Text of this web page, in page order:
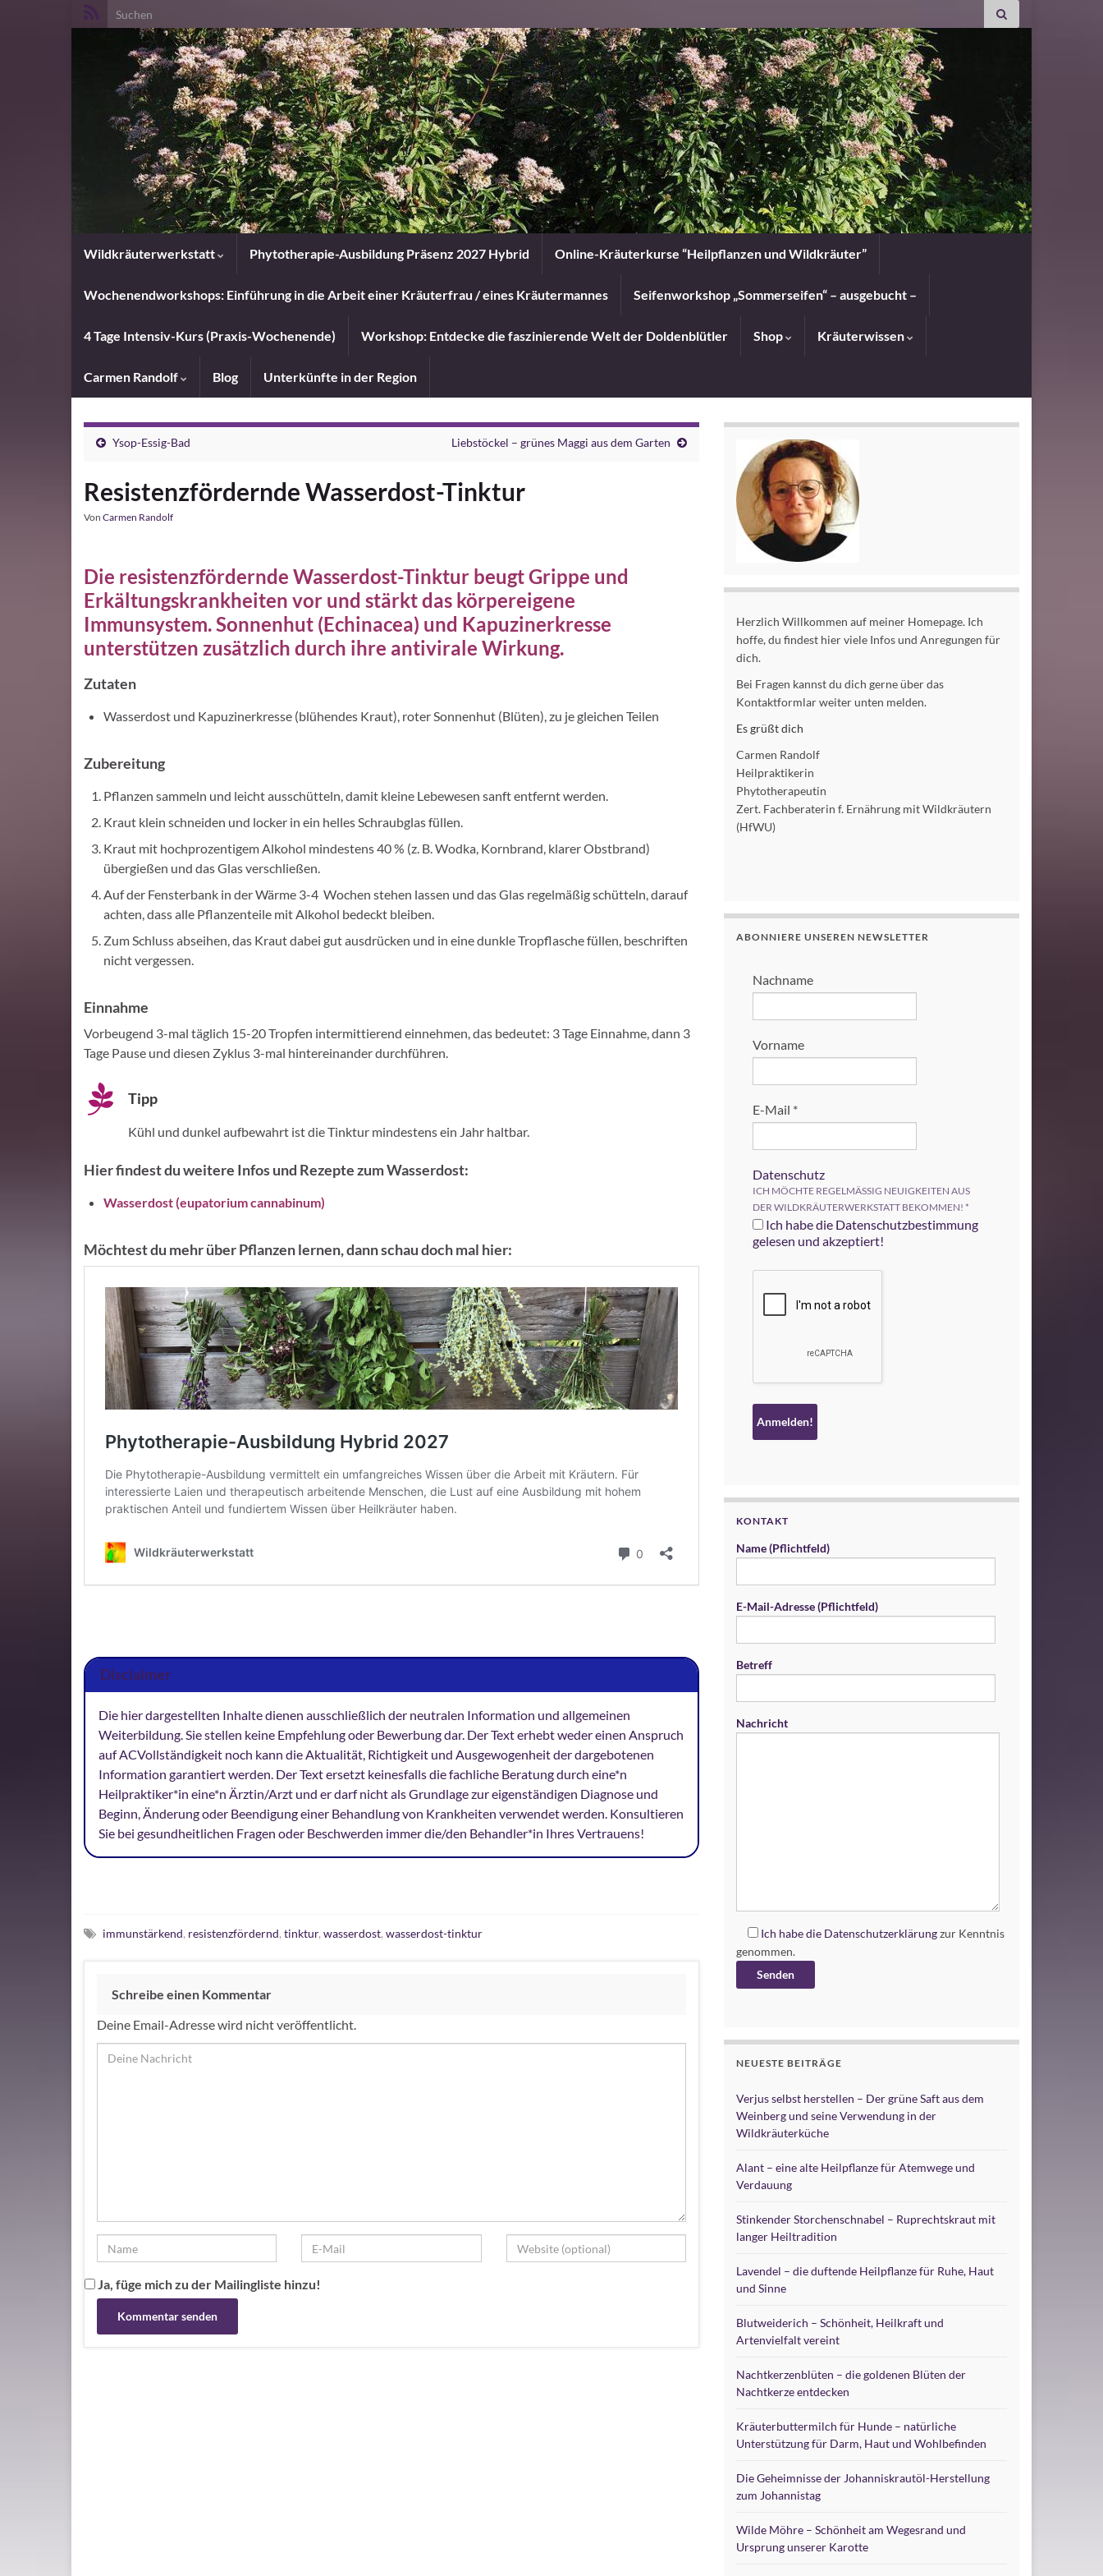
Search for:
Wildkräuterwerkstatt Phytotherapie-Ausbildung Präsenz 2027 Hybrid Online-Kräuterkurse “Heilpflanzen und Wildkräuter”
Wochenendworkshops: Einführung in die Arbeit einer Kräuterfrau / eines Kräutermannes Seifenworkshop „Sommerseifen“ – ausgebucht –
4 Tage Intensiv-Kurs (Praxis-Wochenende) Workshop: Entdecke die faszinierende Welt der Doldenblütler Shop Kräuterwissen
Carmen Randolf Blog Unterkünfte in der Region
Ysop-Essig-Bad Liebstöckel – grünes Maggi aus dem Garten
Resistenzfördernde Wasserdost-Tinktur
Von Carmen Randolf
Die resistenzfördernde Wasserdost-Tinktur beugt Grippe und
Erkältungskrankheiten vor und stärkt das körpereigene
Immunsystem. Sonnenhut (Echinacea) und Kapuzinerkresse
unterstützen zusätzlich durch ihre antivirale Wirkung.
Zutaten
Wasserdost und Kapuzinerkresse (blühendes Kraut), roter Sonnenhut (Blüten), zu je gleichen Teilen
Zubereitung
Pflanzen sammeln und leicht ausschütteln, damit kleine Lebewesen sanft entfernt werden.
Kraut klein schneiden und locker in ein helles Schraubglas füllen.
Kraut mit hochprozentigem Alkohol mindestens 40 % (z. B. Wodka, Kornbrand, klarer Obstbrand)
übergießen und das Glas verschließen.
Auf der Fensterbank in der Wärme 3-4 Wochen stehen lassen und das Glas regelmäßig schütteln, darauf
achten, dass alle Pflanzenteile mit Alkohol bedeckt bleiben.
Zum Schluss abseihen, das Kraut dabei gut ausdrücken und in eine dunkle Tropflasche füllen, beschriften
nicht vergessen.
Einnahme
Vorbeugend 3-mal täglich 15-20 Tropfen intermittierend einnehmen, das bedeutet: 3 Tage Einnahme, dann 3
Tage Pause und diesen Zyklus 3-mal hintereinander durchführen.
Tipp
Kühl und dunkel aufbewahrt ist die Tinktur mindestens ein Jahr haltbar.
Hier findest du weitere Infos und Rezepte zum Wasserdost:
Wasserdost (eupatorium cannabinum)
Möchtest du mehr über Pflanzen lernen, dann schau doch mal hier:
Disclaimer
Die hier dargestellten Inhalte dienen ausschließlich der neutralen Information und allgemeinen
Weiterbildung. Sie stellen keine Empfehlung oder Bewerbung dar. Der Text erhebt weder einen Anspruch
auf ACVollständigkeit noch kann die Aktualität, Richtigkeit und Ausgewogenheit der dargebotenen
Information garantiert werden. Der Text ersetzt keinesfalls die fachliche Beratung durch eine*n
Heilpraktiker*in eine*n Ärztin/Arzt und er darf nicht als Grundlage zur eigenständigen Diagnose und
Beginn, Änderung oder Beendigung einer Behandlung von Krankheiten verwendet werden. Konsultieren
Sie bei gesundheitlichen Fragen oder Beschwerden immer die/den Behandler*in Ihres Vertrauens!
immunstärkend, resistenzfördernd, tinktur, wasserdost, wasserdost-tinktur
Schreibe einen Kommentar
Deine Email-Adresse wird nicht veröffentlicht.
Ja, füge mich zu der Mailingliste hinzu!
Alternative:
Herzlich Willkommen auf meiner Homepage. Ich
hoffe, du findest hier viele Infos und Anregungen für
dich.
Bei Fragen kannst du dich gerne über das
Kontaktformlar weiter unten melden.
Es grüßt dich
Carmen Randolf
Heilpraktikerin
Phytotherapeutin
Zert. Fachberaterin f. Ernährung mit Wildkräutern
(HfWU)
ABONNIERE UNSEREN NEWSLETTER
Nachname
Vorname
E-Mail *
Datenschutz
ICH MÖCHTE REGELMÄSSIG NEUIGKEITEN AUS
DER WILDKRÄUTERWERKSTATT BEKOMMEN! *
Ich habe die Datenschutzbestimmung
gelesen und akzeptiert!
KONTAKT
Name (Pflichtfeld)
E-Mail-Adresse (Pflichtfeld)
Betreff
Nachricht
Ich habe die Datenschutzerklärungzur Kenntnis
genommen.
NEUESTE BEITRÄGE
Verjus selbst herstellen – Der grüne Saft aus dem
Weinberg und seine Verwendung in der
Wildkräuterküche
Alant – eine alte Heilpflanze für Atemwege und
Verdauung
Stinkender Storchenschnabel – Ruprechtskraut mit
langer Heiltradition
Lavendel – die duftende Heilpflanze für Ruhe, Haut
und Sinne
Blutweiderich – Schönheit, Heilkraft und
Artenvielfalt vereint
Nachtkerzenblüten – die goldenen Blüten der
Nachtkerze entdecken
Kräuterbuttermilch für Hunde – natürliche
Unterstützung für Darm, Haut und Wohlbefinden
Die Geheimnisse der Johanniskrautöl-Herstellung
zum Johannistag
Wilde Möhre – Schönheit am Wegesrand und
Ursprung unserer Karotte